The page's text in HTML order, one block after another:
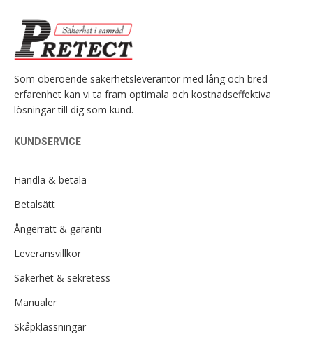
Som oberoende säkerhetsleverantör med lång och bred
erfarenhet kan vi ta fram optimala och kostnadseffektiva
lösningar till dig som kund.
KUNDSERVICE
Handla & betala
Betalsätt
Ångerrätt & garanti
Leveransvillkor
Säkerhet & sekretess
Manualer
Skåpklassningar